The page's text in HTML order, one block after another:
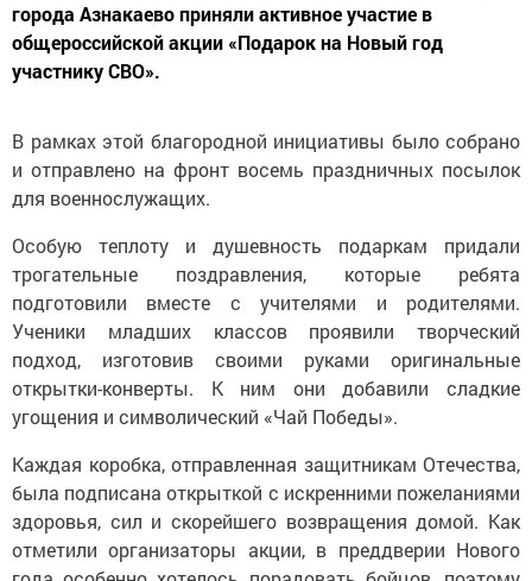
города Азнакаево приняли активное участие в
общероссийской акции «Подарок на Новый год
участнику СВО».
В рамках этой благородной инициативы было собрано
и отправлено на фронт восемь праздничных посылок
для военнослужащих.
Особую теплоту и душевность подаркам придали
трогательные поздравления, которые ребята
подготовили вместе с учителями и родителями.
Ученики младших классов проявили творческий
подход, изготовив своими руками оригинальные
открытки-конверты. К ним они добавили сладкие
угощения и символический «Чай Победы».
Каждая коробка, отправленная защитникам Отечества,
была подписана открыткой с искренними пожеланиями
здоровья, сил и скорейшего возвращения домой. Как
отметили организаторы акции, в преддверии Нового